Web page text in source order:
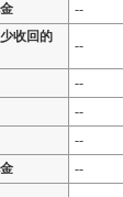
--
收回的
--
--
--
--
--